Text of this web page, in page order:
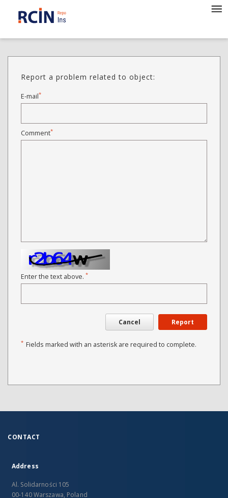
Report a problem related to object:
E-mail*
Comment*
Enter the text above. *
Cancel Report
* Fields marked with an asterisk are required to complete.
CONTACT
Address
Al. Solidarności 105
00-140 Warszawa, Poland